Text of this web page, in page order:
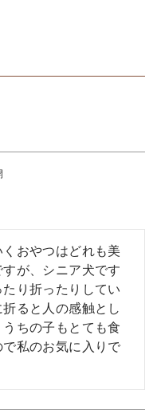
おやつはどれも美
が、シニア犬です
り折ったりしてい
ると人の感触とし
ちの子もとても食
私のお気に入りで